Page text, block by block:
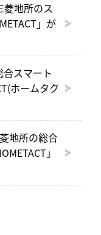
菱地所のス
」が
スマート
ホームタク
地所の総合
」